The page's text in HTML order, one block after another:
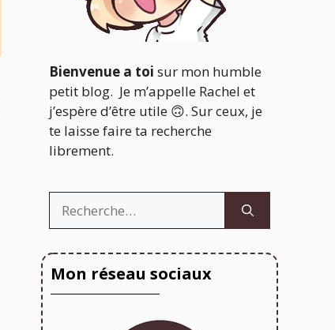
Bienvenue a toi sur mon humble
petit blog. Je m’appelle Rachel et
j’espère d’être utile 🙃. Sur ceux, je
te laisse faire ta recherche
librement.
Mon réseau sociaux